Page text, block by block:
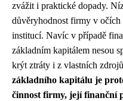
zvážit i praktické dopady.
důvěryhodnost firmy v očích
institucí. Navíc v případě
základním kapitálem nesou
krýt ztráty i z vlastních
základního kapitálu je
činnost firmy, její finanční